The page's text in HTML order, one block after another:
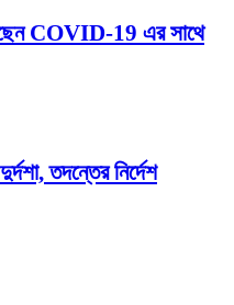
COVID-19 এর সাথে
তদন্তের নির্দেশ